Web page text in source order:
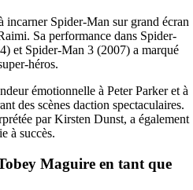
incarner Spider-Man sur grand écran
Sa performance dans Spider-
et Spider-Man 3 (2007) a marqué
héros.
émotionnelle à Peter Parker et à
des scènes daction spectaculaires.
par Kirsten Dunst, a également
à succès.
Maguire en tant que